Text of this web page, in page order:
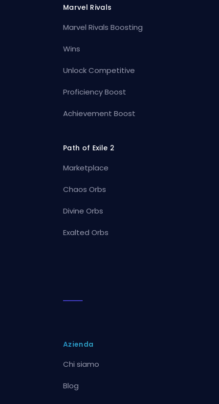
Marvel Rivals
Marvel Rivals Boosting
Wins
Unlock Competitive
Proficiency Boost
Achievement Boost
Path of Exile 2
Marketplace
Chaos Orbs
Divine Orbs
Exalted Orbs
Azienda
Chi siamo
Blog